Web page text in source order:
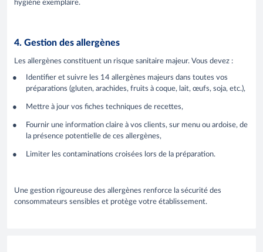
hygiène exemplaire.
4. Gestion des allergènes
Les allergènes constituent un risque sanitaire majeur. Vous devez :
Identifier et suivre les 14 allergènes majeurs dans toutes vos
préparations (gluten, arachides, fruits à coque, lait, œufs, soja, etc.),
Mettre à jour vos fiches techniques de recettes,
Fournir une information claire à vos clients, sur menu ou ardoise, de
la présence potentielle de ces allergènes,
Limiter les contaminations croisées lors de la préparation.
Une gestion rigoureuse des allergènes renforce la sécurité des
consommateurs sensibles et protège votre établissement.